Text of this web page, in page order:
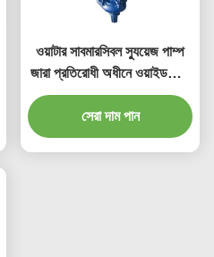
ওয়াটার সাবমারসিবল স্যুয়েজ পাম্প
জারা প্রতিরোধী অধীনে ওয়াইডব্লিউ
সিরিজ
সেরা দাম পান